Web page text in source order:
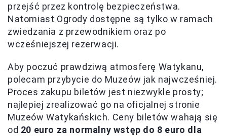
przejść przez kontrolę bezpieczeństwa.
Natomiast Ogrody dostępne są tylko w ramach
zwiedzania z przewodnikiem oraz po
wcześniejszej rezerwacji.
Aby poczuć prawdziwą atmosferę Watykanu,
polecam przybycie do Muzeów jak najwcześniej.
Proces zakupu biletów jest niezwykle prosty;
najlepiej zrealizować go na oficjalnej stronie
Muzeów Watykańskich. Ceny biletów wahają się
od 20 euro za normalny wstęp do 8 euro dla